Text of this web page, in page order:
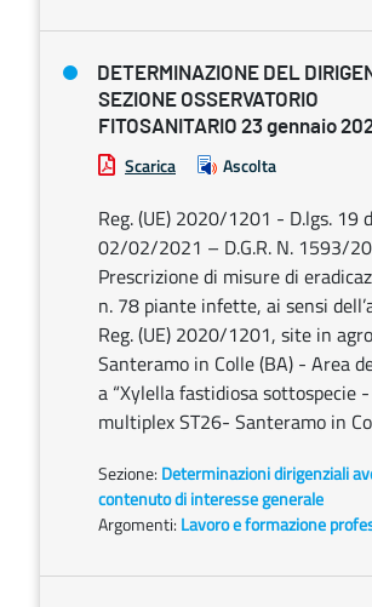
DETERMINAZIONE DEL
SEZIONE OSSERVATORIO
FITOSANITARIO 23 gennaio
Scarica Ascolta
Reg. (UE) 2020/1201 - D.lgs. 19
02/02/2021 – D.G.R. N. 1593/
Prescrizione di misure di
n. 78 piante infette, ai sensi
Reg. (UE) 2020/1201, site in
Santeramo in Colle (BA) - Area
a “Xylella fastidiosa sottospecie -
multiplex ST26- Santeramo in
Sezione: Determinazioni dirigenziali
contenuto di interesse generale
Argomenti: Lavoro e formazione